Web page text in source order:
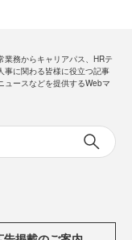
業務からキャリアパス、HRテ
事に関わる皆様に役立つ記事
ュースなどを提供するWebマ